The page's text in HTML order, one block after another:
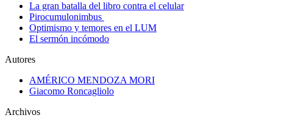
La gran batalla del libro contra el celular
Pirocumulonimbus
Optimismo y temores en el LUM
El sermón incómodo
Autores
AMÉRICO MENDOZA MORI
Giacomo Roncagliolo
Archivos